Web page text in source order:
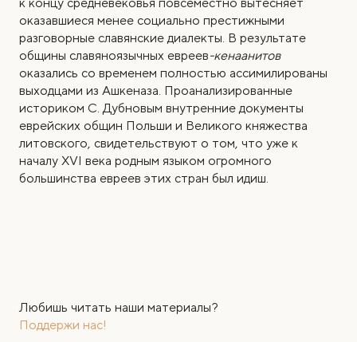
оказавшиеся менее социально престижными
разговорные славянские диалекты. В результате
общины славяноязычных евреев-кенаанитов
оказались со временем полностью ассимилированы
выходцами из Ашкеназа. Проанализированные
историком С. Дубновым внутренние документы
еврейских общин Польши и Великого княжества
литовского, свидетельствуют о том, что уже к
началу XVI века родным языком огромного
большинства евреев этих стран был идиш.
Любишь читать наши материалы?
Поддержи нас!